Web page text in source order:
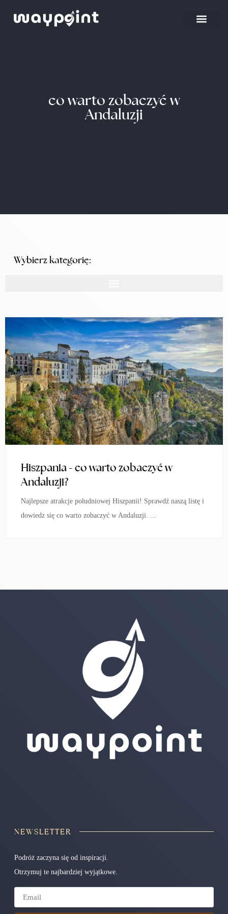
co warto zobaczyć w
Andaluzji
Wybierz kategorię:
Hiszpania - co warto zobaczyć w
Andaluzji?
Najlepsze atrakcje południowej Hiszpanii! Sprawdź naszą listę i
dowiedz się co warto zobaczyć w Andaluzji. ...
NEWSLETTER
Podróż zaczyna się od inspiracji.
Otrzymuj te najbardziej wyjątkowe.